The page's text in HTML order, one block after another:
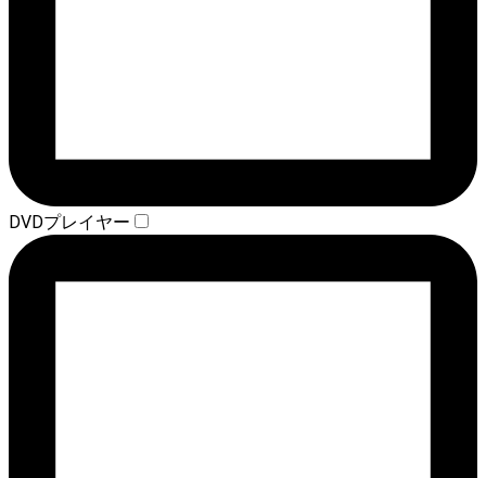
DVDプレイヤー